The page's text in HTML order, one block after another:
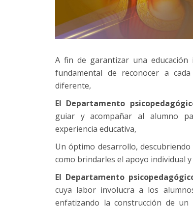
A fin de garantizar una
fundamental de reconocer a
diferente,
El Departamento
guiar y acompañar al alumno
experiencia educativa,
Un óptimo desarrollo,
como brindarles el apoyo individual
El Departamento
cuya labor involucra a los
enfatizando la construcción de